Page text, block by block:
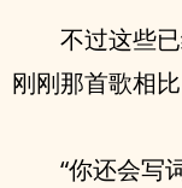
不过这些
刚刚那首歌相
“你还会写